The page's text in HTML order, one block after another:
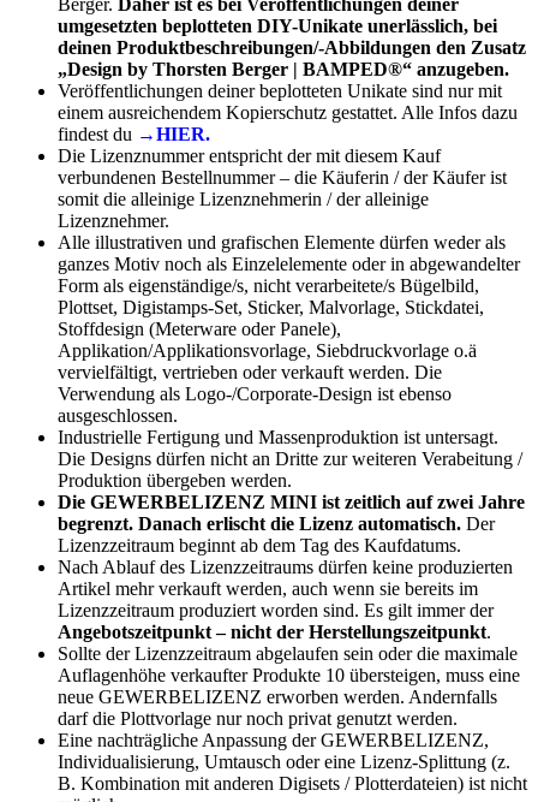
Berger.
Daher ist es bei Veröffentlichungen deiner
umgesetzten beplotteten DIY-Unikate unerlässlich, bei
deinen Produktbeschreibungen/-Abbildungen den Zusatz
„Design by Thorsten Berger | BAMPED®“ anzugeben.
Veröffentlichungen deiner beplotteten Unikate sind nur mit
einem ausreichendem Kopierschutz gestattet. Alle Infos dazu
findest du →HIER.
Die Lizenznummer entspricht der mit diesem Kauf
verbundenen Bestellnummer – die Käuferin / der Käufer ist
somit die alleinige Lizenznehmerin / der alleinige
Lizenznehmer.
Alle illustrativen und grafischen Elemente dürfen weder als
ganzes Motiv noch als Einzelelemente oder in abgewandelter
Form als eigenständige/s, nicht verarbeitete/s Bügelbild,
Plottset, Digistamps-Set, Sticker, Malvorlage, Stickdatei,
Stoffdesign (Meterware oder Panele),
Applikation/Applikationsvorlage, Siebdruckvorlage o.ä
vervielfältigt, vertrieben oder verkauft werden. Die
Verwendung als Logo-/Corporate-Design ist ebenso
ausgeschlossen.
Industrielle Fertigung und Massenproduktion ist untersagt.
Die Designs dürfen nicht an Dritte zur weiteren Verabeitung /
Produktion übergeben werden.
Die GEWERBELIZENZ MINI ist zeitlich auf zwei Jahre
begrenzt. Danach erlischt die Lizenz automatisch. Der
Lizenzzeitraum beginnt ab dem Tag des Kaufdatums.
Nach Ablauf des Lizenzzeitraums dürfen keine produzierten
Artikel mehr verkauft werden, auch wenn sie bereits im
Lizenzzeitraum produziert worden sind. Es gilt immer der
Angebotszeitpunkt – nicht der Herstellungszeitpunkt.
Sollte der Lizenzzeitraum abgelaufen sein oder die maximale
Auflagenhöhe verkaufter Produkte 10 übersteigen, muss eine
neue GEWERBELIZENZ erworben werden. Andernfalls
darf die Plottvorlage nur noch privat genutzt werden.
Eine nachträgliche Anpassung der GEWERBELIZENZ,
Individualisierung, Umtausch oder eine Lizenz-Splittung (z.
B. Kombination mit anderen Digisets / Plotterdateien) ist nicht